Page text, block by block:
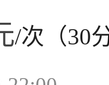
/次（30